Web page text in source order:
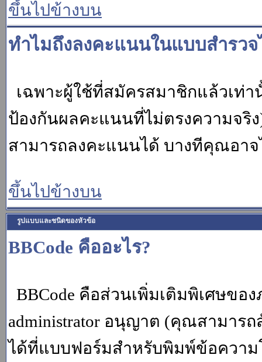
ขึ้นไปข้างบน
ทำไมถึงลงคะแนนในแบบสำรวจ
เฉพาะผู้ใช้ที่สมัครสมาชิกแล้วเท่
ป้องกันผลคะแนนที่ไม่ตรงความจ
สามารถลงคะแนนได้ บางทีคุณอา
ขึ้นไปข้างบน
รูปแบบและชนิดของหัวข้อ
BBCode คืออะไร?
BBCode คือส่วนเพิ่มเติมพิเศษขอ
administrator อนุญาต (คุณสามาร
ได้ที่แบบฟอร์มสำหรับพิมพ์ข้อความ